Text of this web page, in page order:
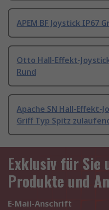
APEM BF Joystick IP67
Otto Hall-Effekt-
Rund
Apache SN Hall-Effekt-
Griff Typ Spitz
Exklusiv für Sie
Produkte und
E-Mail-Anschrift